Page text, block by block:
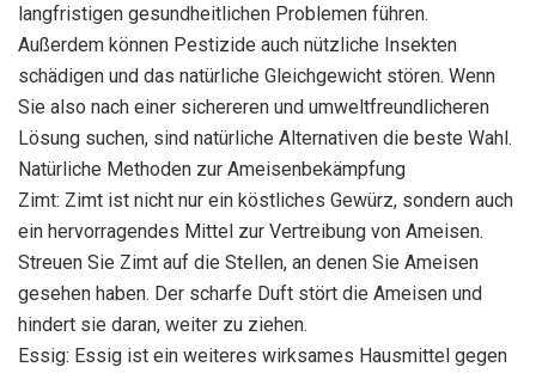
langfristigen gesundheitlichen Problemen führen.
Außerdem können Pestizide auch nützliche Insekten
schädigen und das natürliche Gleichgewicht stören. Wenn
Sie also nach einer sichereren und umweltfreundlicheren
Lösung suchen, sind natürliche Alternativen die beste Wahl.
Natürliche Methoden zur Ameisenbekämpfung
Zimt: Zimt ist nicht nur ein köstliches Gewürz, sondern auch
ein hervorragendes Mittel zur Vertreibung von Ameisen.
Streuen Sie Zimt auf die Stellen, an denen Sie Ameisen
gesehen haben. Der scharfe Duft stört die Ameisen und
hindert sie daran, weiter zu ziehen.
Essig: Essig ist ein weiteres wirksames Hausmittel gegen